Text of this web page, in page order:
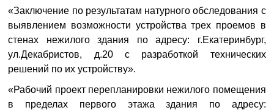
«Заключение по результатам натурного обследования с
выявлением возможности устройства трех проемов в
стенах нежилого здания по адресу: г.Екатеринбург,
ул.Декабристов, д.20 с разработкой технических
решений по их устройству».
«Рабочий проект перепланировки нежилого помещения
в пределах первого этажа здания по адресу: